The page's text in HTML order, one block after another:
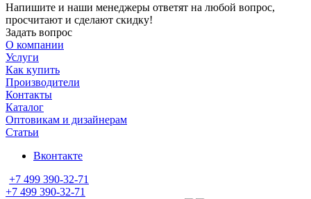
Напишите и наши менеджеры ответят на любой вопрос,
просчитают и сделают скидку!
Задать вопрос
О компании
Услуги
Как купить
Производители
Контакты
Каталог
Оптовикам и дизайнерам
Статьи
Вконтакте
+7 499 390-32-71
+7 499 390-32-71